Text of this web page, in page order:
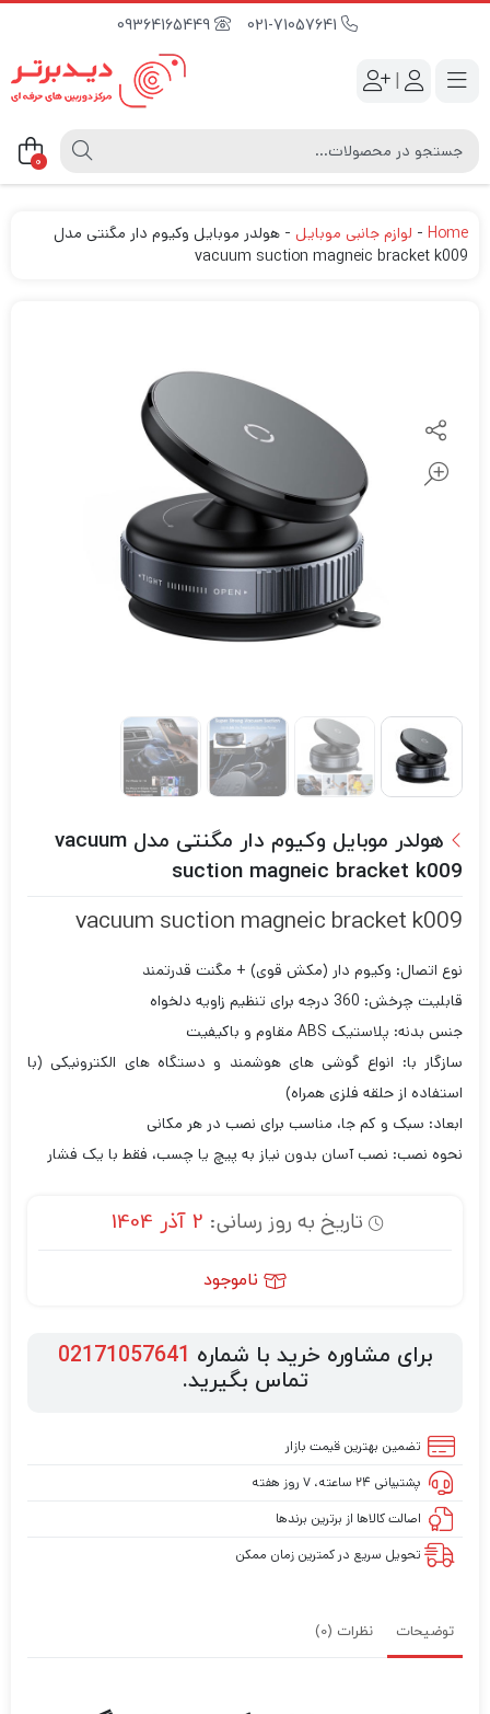
09364165449
|
0
Home
- لوازم جانبی موبایل - هولدر موبایل وکیوم دار مگنتی مدل
vacuum suction magneic bracket k009
هولدر موبایل وکیوم دار مگنتی مدل vacuum
suction magneic bracket k009
vacuum suction magneic bracket k009
نوع اتصال: وکیوم دار (مکش قوی) + مگنت قدرتمند
قابلیت چرخش: 360 درجه برای تنظیم زاویه دلخواه
جنس بدنه: پلاستیک ABS مقاوم و باکیفیت
سازگار با: انواع گوشی های هوشمند و دستگاه های الکترونیکی (با
استفاده از حلقه فلزی همراه)
ابعاد: سبک و کم جا، مناسب برای نصب در هر مکانی
نحوه نصب: نصب آسان بدون نیاز به پیچ یا چسب، فقط با یک فشار
تاریخ به روز رسانی: 2 آذر 1404
ناموجود
برای مشاوره خرید با شماره 02171057641
تماس بگیرید.
تضمین بهترین قیمت بازار
پشتیبانی ۲۴ ساعته، ۷ روز هفته
اصالت کالاها از برترین برندها
تحویل سریع در کمترین زمان ممکن
توضیحات نظرات (0)